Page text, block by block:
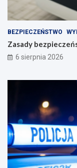
BEZPIECZEŃSTWO
Zasady
6 sierpnia 2026